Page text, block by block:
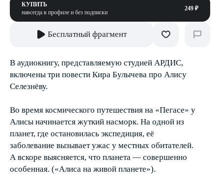
КУПИТЬ
навсегда в профиле и без подписки
249 ₽
Бесплатный фрагмент
В аудиокнигу, представляемую студией АРДИС,
включены три повести Кира Булычева про Алису
Селезнёву.
Во время космического путешествия на «Пегасе» у
Алисы начинается жуткий насморк. На одной из
планет, где остановилась экспедиция, её
заболевание вызывает ужас у местных обитателей.
А вскоре выясняется, что планета — совершенно
особенная. («Алиса на живой планете»).